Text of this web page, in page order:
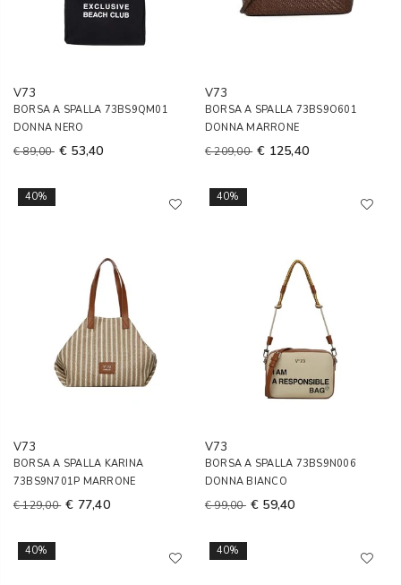
V73
BORSA A SPALLA 73BS9QM01
DONNA NERO
€ 89,00 € 53,40
V73
BORSA A SPALLA 73BS9O601
DONNA MARRONE
€ 209,00 € 125,40
40%
V73
BORSA A SPALLA KARINA
73BS9N701P MARRONE
€ 129,00 € 77,40
40%
V73
BORSA A SPALLA 73BS9N006
DONNA BIANCO
€ 99,00 € 59,40
40% 40%